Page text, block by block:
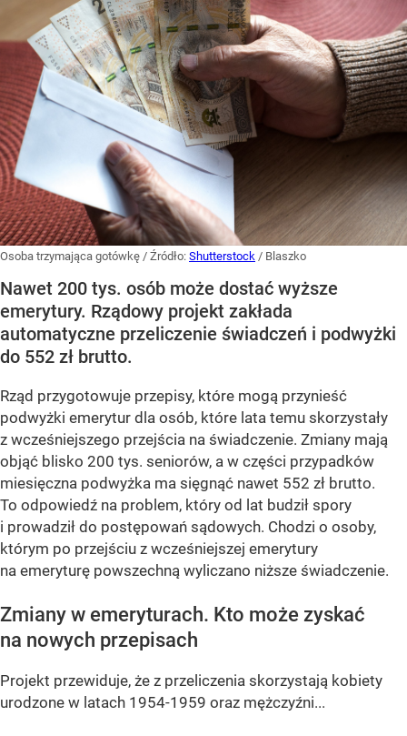
Osoba trzymająca gotówkę / Źródło: Shutterstock / Blaszko
Nawet 200 tys. osób może dostać wyższe
emerytury. Rządowy projekt zakłada
automatyczne przeliczenie świadczeń i podwyżki
do 552 zł brutto.
Rząd przygotowuje przepisy, które mogą przynieść
podwyżki emerytur dla osób, które lata temu skorzystały
z wcześniejszego przejścia na świadczenie. Zmiany mają
objąć blisko 200 tys. seniorów, a w części przypadków
miesięczna podwyżka ma sięgnąć nawet 552 zł brutto.
To odpowiedź na problem, który od lat budził spory
i prowadził do postępowań sądowych. Chodzi o osoby,
którym po przejściu z wcześniejszej emerytury
na emeryturę powszechną wyliczano niższe świadczenie.
Zmiany w emeryturach. Kto może zyskać
na nowych przepisach
Projekt przewiduje, że z przeliczenia skorzystają kobiety
urodzone w latach 1954-1959 oraz mężczyźni...